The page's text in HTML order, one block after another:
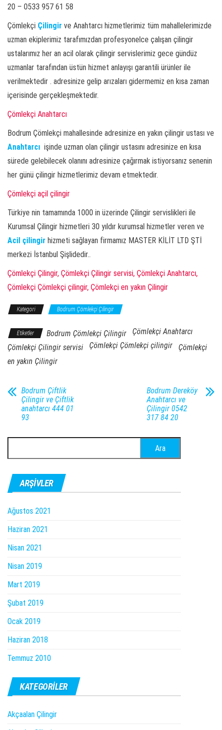
20 – 0533 957 61 58
Çömlekçi Çilingir ve Anahtarcı hizmetlerimiz tüm mahallelerimizde
uzman ekiplerimiz tarafımızdan profesyonelce çalışan çilingir
ustalarımız her an acil olarak çilingir servislerimiz gece gündüz
uzmanlar tarafından üstün hizmet anlayışı garantili ürünler ile
verilmektedir . adresinize gelip arızaları gidermemiz en kısa zaman
içerisinde gerçekleşmektedir.
Çömlekçi Anahtarcı
Bodrum Çömlekçi mahallesinde adresinize en yakın çilingir ustası ve
Anahtarcı işinde uzman olan çilingir ustasını adresinize en kısa
sürede gelebilecek olanını adresinize çağırmak istiyorsanız senenin
her günü çilingir hizmetlerimiz devam etmektedir.
Çömlekçi açil çilingir
Türkiye nin tamamında 1000 in üzerinde Çilingir servislikleri ile
Kurumsal Çilingir hizmetleri 30 yıldır kurumsal hizmetler veren ve
Acil çilingir hizmeti sağlayan firmamız MASTER KİLİT LTD ŞTİ
merkezi İstanbul Şişlidedir..
Çömlekçi Çilingir, Çömlekçi Çilingir servisi, Çömlekçi Anahtarcı,
Çömlekçi Çömlekçi çilingir, Çömlekçi en yakın Çilingir
Kategori Bodrum Çömlekçi Çilingir
Etiketler Bodrum Çömlekçi Çilingir
Çömlekçi Anahtarcı
Çömlekçi Çilingir servisi
Çömlekçi Çömlekçi çilingir
Çömlekçi
en yakın Çilingir
Bodrum Çiftlik
Çilingir ve Çiftlik
anahtarcı 444 01
93
Bodrum Dereköy
Anahtarcı ve
Çilingir 0542
317 84 20
ARŞIVLER
Ağustos 2021
Haziran 2021
Nisan 2021
Nisan 2019
Mart 2019
Şubat 2019
Ocak 2019
Haziran 2018
Temmuz 2010
KATEGORILER
Akçaalan Çilingir